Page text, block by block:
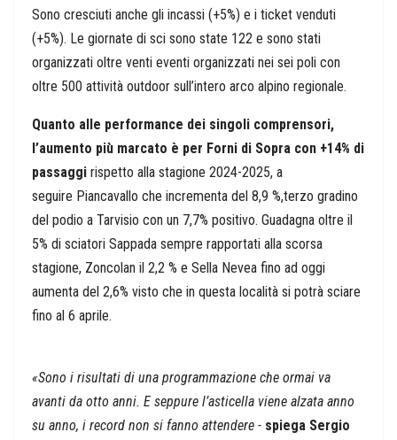
Sono cresciuti anche gli incassi (+5%) e i ticket venduti
(+5%). Le giornate di sci sono state 122 e sono stati
organizzati oltre venti eventi organizzati nei sei poli con
oltre 500 attività outdoor sull’intero arco alpino regionale.
Quanto alle performance dei singoli comprensori,
l’aumento più marcato è per Forni di Sopra con +14% di
passaggi rispetto alla stagione 2024-2025, a
seguire Piancavallo che incrementa del 8,9 %,terzo gradino
del podio a Tarvisio con un 7,7% positivo. Guadagna oltre il
5% di sciatori Sappada sempre rapportati alla scorsa
stagione, Zoncolan il 2,2 % e Sella Nevea fino ad oggi
aumenta del 2,6% visto che in questa località si potrà sciare
fino al 6 aprile.
«Sono i risultati di una programmazione che ormai va
avanti da otto anni. E seppure l’asticella viene alzata anno
su anno, i record non si fanno attendere - spiega Sergio